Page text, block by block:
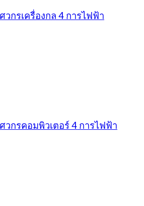
กรเครื่องกล 4 การไฟฟ้า
กรคอมพิวเตอร์ 4 การไฟฟ้า